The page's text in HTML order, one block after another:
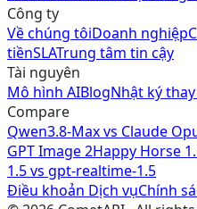
Công ty
Về chúng tôiDoanh nghiệp
tiềnSLATrung tâm tin cậy
Tài nguyên
Mô hình AIBlogNhật ký
Compare
Qwen3.8-Maxvs Claude
GPT Image 2Happy Horse
1.5vs gpt-realtime-1.5
Điều khoản Dịch vụChính